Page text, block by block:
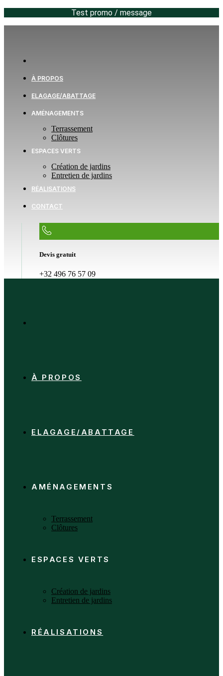
Test promo / message
À PROPOS
ELAGAGE/ABATTAGE
AMÉNAGEMENTS
Terrassement
Clôtures
ESPACES VERTS
Création de jardins
Entretien de jardins
RÉALISATIONS
CONTACT
Devis gratuit
+32 496 76 57 09
À PROPOS
ELAGAGE/ABATTAGE
AMÉNAGEMENTS
Terrassement
Clôtures
ESPACES VERTS
Création de jardins
Entretien de jardins
RÉALISATIONS